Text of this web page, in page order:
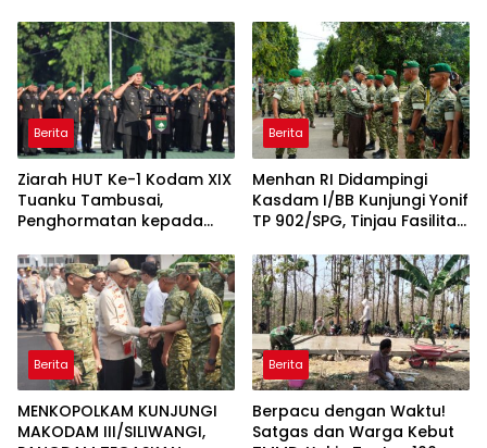
Umum
Sertifikasi Profesional
Berita
Ziarah HUT Ke-1 Kodam XIX
Tuanku Tambusai,
Penghormatan kepada
Khidmat
Berita
Menhan RI Didampingi
Kasdam I/BB Kunjungi Yonif
TP 902/SPG, Tinjau Fasilitas
Berita
MENKOPOLKAM KUNJUNGI
MAKODAM III/SILIWANGI,
Berita
Berpacu dengan Waktu!
Satgas dan Warga Kebut